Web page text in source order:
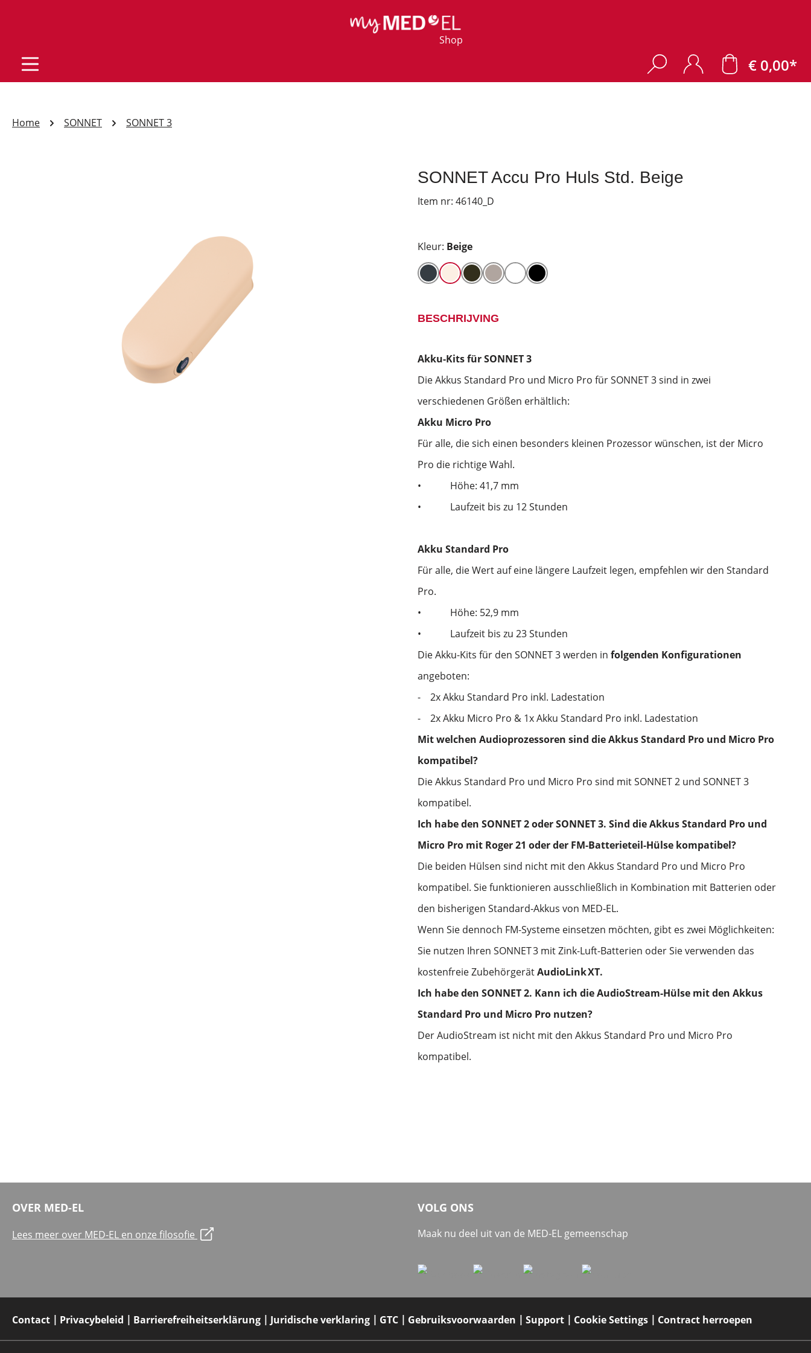
Shop
€ 0,00*
Home SONNET SONNET 3
SONNET Accu Pro Huls Std. Beige
Item nr: 46140_D
Kleur: Beige
BESCHRIJVING
Akku-Kits für SONNET 3
Die Akkus Standard Pro und Micro Pro für SONNET 3 sind in zwei
verschiedenen Größen erhältlich:
Akku Micro Pro
Für alle, die sich einen besonders kleinen Prozessor wünschen, ist der Micro
Pro die richtige Wahl.
•
Höhe: 41,7 mm
•
Laufzeit bis zu 12 Stunden
Akku Standard Pro
Für alle, die Wert auf eine längere Laufzeit legen, empfehlen wir den Standard
Pro.
•
Höhe: 52,9 mm
•
Laufzeit bis zu 23 Stunden
Die Akku-Kits für den SONNET 3 werden in folgenden Konfigurationen
angeboten:
-
2x Akku Standard Pro inkl. Ladestation
-
2x Akku Micro Pro & 1x Akku Standard Pro inkl. Ladestation
Mit welchen Audioprozessoren sind die Akkus Standard Pro und Micro Pro
kompatibel?
Die Akkus Standard Pro und Micro Pro sind mit SONNET 2 und SONNET 3
kompatibel.
Ich habe den SONNET 2 oder SONNET 3. Sind die Akkus Standard Pro und
Micro Pro mit Roger 21 oder der FM-Batterieteil-Hülse kompatibel?
Die beiden Hülsen sind nicht mit den Akkus Standard Pro und Micro Pro
kompatibel. Sie funktionieren ausschließlich in Kombination mit Batterien oder
den bisherigen Standard‑Akkus von MED‑EL.
Wenn Sie dennoch FM-Systeme einsetzen möchten, gibt es zwei Möglichkeiten:
Sie nutzen Ihren SONNET3 mit Zink-Luft-Batterien oder Sie verwenden das
kostenfreie ZubehörgerätAudioLinkXT.
Ich habe den SONNET 2. Kann ich die AudioStream-Hülse mit den Akkus
Standard Pro und Micro Pro nutzen?
Der AudioStream ist nicht mit den Akkus Standard Pro und Micro Pro
kompatibel.
OVER MED-EL
Lees meer over MED-EL en onze filosofie
VOLG ONS
Maak nu deel uit van de MED-EL gemeenschap
Contact Privacybeleid Barrierefreiheitserklärung Juridische verklaring GTC Gebruiksvoorwaarden Support Cookie Settings Contract herroepen